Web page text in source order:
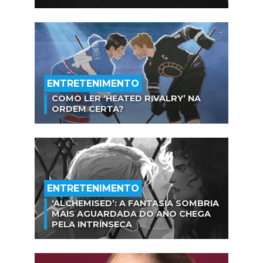
ENTRETENIMENTO
COMO LER ‘HEATED RIVALRY’ NA
ORDEM CERTA?
ENTRETENIMENTO
‘ALCHEMISED’: A FANTASIA SOMBRIA
MAIS AGUARDADA DO ANO CHEGA
PELA INTRÍNSECA